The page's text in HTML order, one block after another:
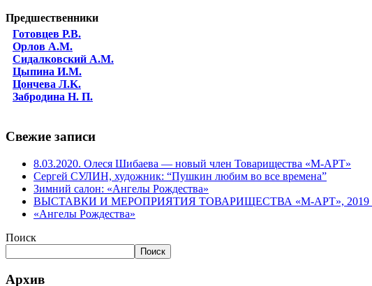
Предшественники
Готовцев Р.В.
Орлов А.М.
Сидалковский А.М.
Цыпина И.М.
Цончева Л.K.
Забродина Н. П.
Свежие записи
8.03.2020. Олеся Шибаева — новый член Товарищества «М-АРТ»
Сергей СУЛИН, художник: “Пушкин любим во все времена”
Зимний салон: «Ангелы Рождества»
ВЫСТАВКИ И МЕРОПРИЯТИЯ ТОВАРИЩЕСТВА «М-АРТ», 2019
«Ангелы Рождества»
Поиск
Поиск
Архив